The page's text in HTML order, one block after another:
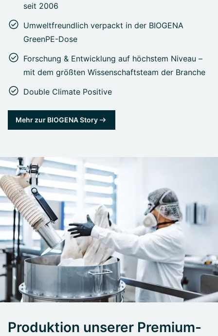
seit 2006
Umweltfreundlich verpackt in der BIOGENA
GreenPE-Dose
Forschung & Entwicklung auf höchstem Niveau –
mit dem größten Wissenschaftsteam der Branche
Double Climate Positive
Mehr zur BIOGENA Story
Produktion unserer Premium-